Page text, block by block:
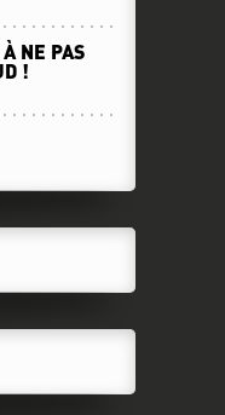
NE PAS
!
ASCT AU
!
DES CHOIX